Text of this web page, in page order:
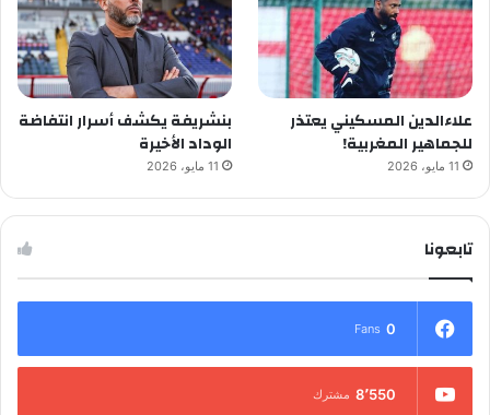
علاءالدين المسكيني يعتذر
للجماهير المغربية!
11 مايو، 2026
بنشريفة يكشف أسرار انتفاضة
الوداد الأخيرة
11 مايو، 2026
تابعونا
0
Fans
8٬550 مشترك